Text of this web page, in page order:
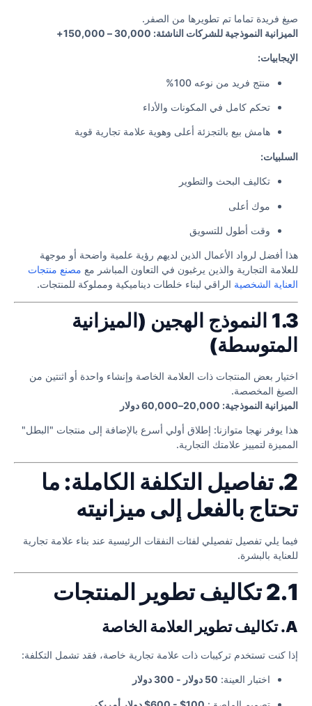
صيغ فريدة تماما تم تطويرها من الصفر.
الميزانية النموذجية للشركات الناشئة: 30,000 – 150,000+
الإيجابيات:
منتج فريد من نوعه 100%
تحكم كامل في المكونات والأداء
هامش بيع بالتجزئة أعلى وهوية علامة تجارية قوية
السلبيات:
تكاليف البحث والتطوير
موك أعلى
وقت أطول للتسويق
هذا أفضل لرواد الأعمال الذين لديهم رؤية علمية واضحة أو موجهة
للعلامة التجارية والذين يرغبون في التعاون المباشر مع مصنع منتجات
العناية الشخصية الراقي لبناء خلطات ديناميكية ومملوكة للمنتجات.
1.3 النموذج الهجين (الميزانية
المتوسطة)
اختيار بعض المنتجات ذات العلامة الخاصة وإنشاء واحدة أو اثنتين من
الصيغ المخصصة.
الميزانية النموذجية: 20,000–60,000 دولار
هذا يوفر نهجا متوازنا: إطلاق أولي أسرع بالإضافة إلى منتجات "البطل"
المميزة لتمييز علامتك التجارية.
2. تفاصيل التكلفة الكاملة: ما
تحتاج بالفعل إلى ميزانيته
فيما يلي تفصيل تفصيلي لفئات النفقات الرئيسية عند بناء علامة تجارية
للعناية بالبشرة.
2.1 تكاليف تطوير المنتجات
A. تكاليف تطوير العلامة الخاصة
إذا كنت تستخدم تركيبات ذات علامة تجارية خاصة، فقد تشمل التكلفة:
اختبار العينة: 50 دولار - 300 دولار